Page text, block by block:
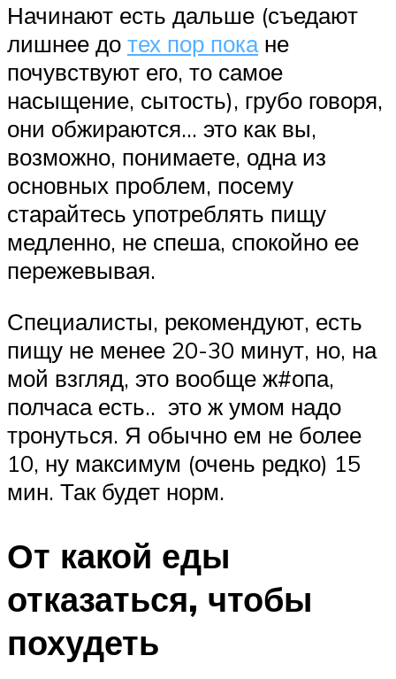
Начинают есть дальше (съедают
лишнее до тех пор покане
почувствуют его, то самое
насыщение, сытость), грубо говоря,
они обжираются… это как вы,
возможно, понимаете, одна из
основных проблем, посему
старайтесь употреблять пищу
медленно, не спеша, спокойно ее
пережевывая.
Специалисты, рекомендуют, есть
пищу не менее 20-30 минут, но, на
мой взгляд, это вообще ж#опа,
полчаса есть.. это ж умом надо
тронуться. Я обычно ем не более
10, ну максимум (очень редко) 15
мин. Так будет норм.
От какой еды
отказаться, чтобы
похудеть